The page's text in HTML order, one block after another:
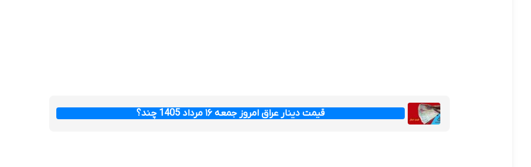
قیمت دینار عراق امروز جمعه ۱۶ مرداد 1405 چند؟